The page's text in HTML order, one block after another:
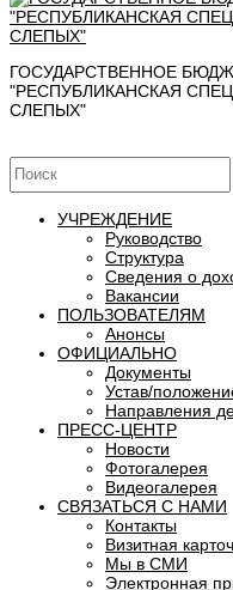
ГОСУДАРСТВЕННОЕ
"РЕСПУБЛИКАНСКАЯ
СЛЕПЫХ"
УЧРЕЖДЕНИЕ
Руководство
Структура
Сведения о
Вакансии
ПОЛЬЗОВАТЕЛЯМ
Анонсы
ОФИЦИАЛЬНО
Документы
Устав/
Направления
ПРЕСС-ЦЕНТР
Новости
Фотогалерея
Видеогалерея
СВЯЗАТЬСЯ С НАМИ
Контакты
Визитная
Мы в СМИ
Электронная